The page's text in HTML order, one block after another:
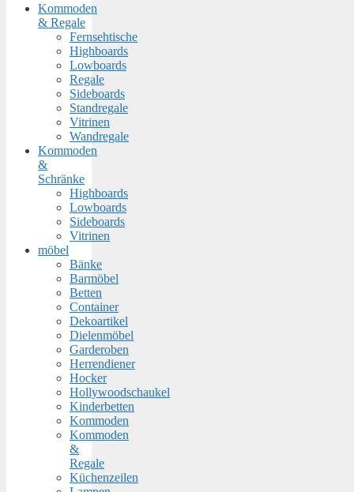
Kommoden
& Regale
Fernsehtische
Highboards
Lowboards
Regale
Sideboards
Standregale
Vitrinen
Wandregale
Kommoden
&
Schränke
Highboards
Lowboards
Sideboards
Vitrinen
möbel
Bänke
Barmöbel
Betten
Container
Dekoartikel
Dielenmöbel
Garderoben
Herrendiener
Hocker
Hollywoodschaukel
Kinderbetten
Kommoden
Kommoden
&
Regale
Küchenzeilen